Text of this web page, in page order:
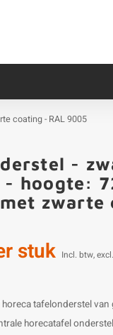
coating - RAL 9005
-
hoogte:
zwarte
stuk Incl. btw, excl.
tafelonderstel
horecatafel